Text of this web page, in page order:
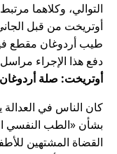
أوتريخت من قبل
طيب أردوغان مقطع
دفع هذا الإجراء مراسل Arab News إلى التساؤل:
أوتريخت: صلة
كان الناس في
بشأن
الطب النفسي
القضاة المشتهين